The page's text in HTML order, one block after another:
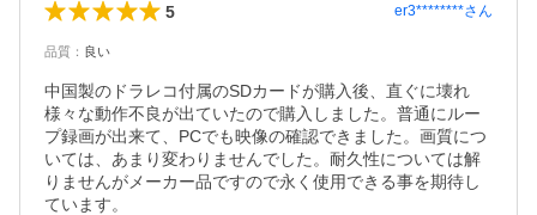
5 er3********さん
品質 ： 良い
中国製のドラレコ付属のSDカードが購入後、直ぐに壊れ
様々な動作不良が出ていたので購入しました。普通にルー
プ録画が出来て、PCでも映像の確認できました。画質につ
いては、あまり変わりませんでした。耐久性については解
りませんがメーカー品ですので永く使用できる事を期待し
ています。